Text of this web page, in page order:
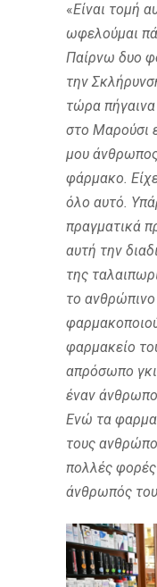
«Είναι τομή
ωφελούμαι
Παίρνω δυο
την
τώρα
στο Μαρούσι
μου
φάρμακο.
όλο αυτό.
πραγματικά
αυτή την
της
το ανθρώπινο
φαρμακείο
απρόσωπο
έναν
Ενώ τα
τους
πολλές
άνθρωπός του